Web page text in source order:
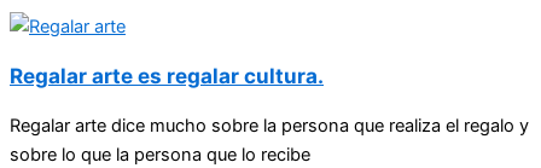
Regalar arte es regalar cultura.
Regalar arte dice mucho sobre la persona que realiza el regalo y
sobre lo que la persona que lo recibe